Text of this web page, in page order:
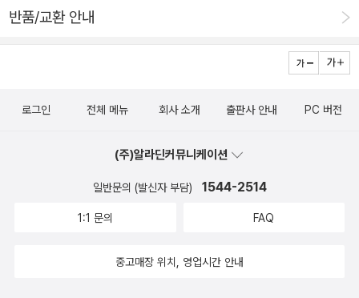
반품/교환 안내
로그인 전체 메뉴 회사 소개 출판사 안내 PC 버전
(주)알라딘커뮤니케이션
일반문의 (발신자 부담) 1544-2514
1:1 문의 FAQ
중고매장 위치, 영업시간 안내